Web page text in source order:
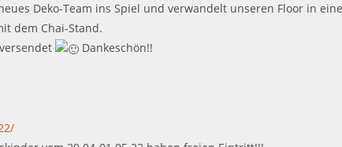
Deko-Team ins Spiel und verwandelt unseren Floor in
dem Chai-Stand.
Dankeschön!!